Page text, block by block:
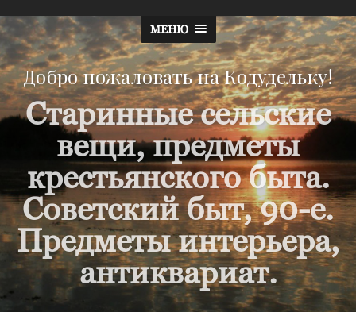
МЕНЮ
Добро пожаловать на Кодудельку!
Старинные сельские
вещи, предметы
крестьянского быта.
Советский быт, 90-е.
Предметы интерьера,
антиквариат.